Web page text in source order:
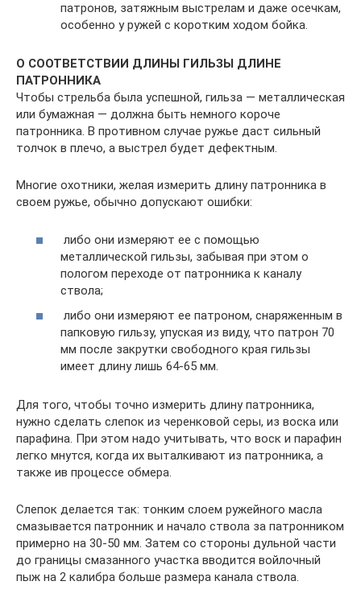
патронов, затяжным выстрелам и даже осечкам,
особенно у ружей с коротким ходом бойка.
О СООТВЕТСТВИИ ДЛИНЫ ГИЛЬЗЫ ДЛИНЕ
ПАТРОННИКА
Чтобы стрельба была успешной, гильза — металлическая
или бумажная — должна быть немного короче
патронника. В противном случае ружье даст сильный
толчок в плечо, а выстрел будет дефектным.
Многие охотники, желая измерить длину патронника в
своем ружье, обычно допускают ошибки:
либо они измеряют ее с помощью
металлической гильзы, забывая при этом о
пологом переходе от патронника к каналу
ствола;
либо они измеряют ее патроном, снаряженным в
папковую гильзу, упуская из виду, что патрон 70
мм после закрутки свободного края гильзы
имеет длину лишь 64-65 мм.
Для того, чтобы точно измерить длину патронника,
нужно сделать слепок из черенковой серы, из воска или
парафина. При этом надо учитывать, что воск и парафин
легко мнутся, когда их выталкивают из патронника, а
также ив процессе обмера.
Слепок делается так: тонким слоем ружейного масла
смазывается патронник и начало ствола за патронником
примерно на 30-50 мм. Затем со стороны дульной части
до границы смазанного участка вводится войлочный
пыж на 2 калибра больше размера канала ствола.